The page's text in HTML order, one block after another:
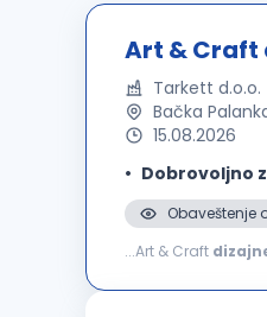
Art & Craft
Tarkett d.o.o.
Bačka
15.08.2026
Dobrovoljno
Obaveštenje
...Art & Craft